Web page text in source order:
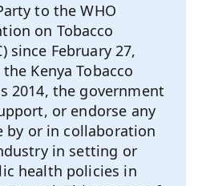
to the WHO
on Tobacco
since February 27,
Kenya Tobacco
2014, the government
or endorse any
by or in collaboration
in setting or
health policies in